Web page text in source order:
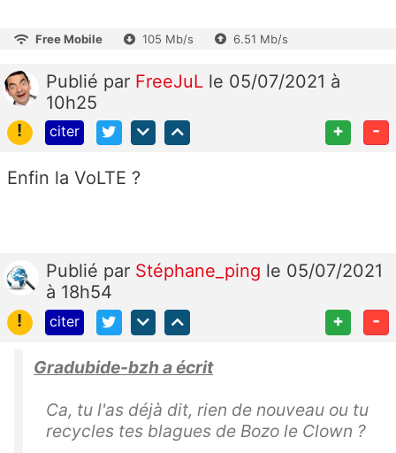
Free Mobile 105 Mb/s 6.51 Mb/s
Publié par FreeJuL le 05/07/2021 à
10h25
!
citer + -
Enfin la VoLTE ?
Publié par Stéphane_ping le 05/07/2021
à 18h54
!
citer + -
Gradubide-bzh a écrit
Ca, tu l'as déjà dit, rien de nouveau ou tu
recycles tes blagues de Bozo le Clown ?